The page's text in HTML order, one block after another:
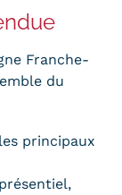
Franche-
du
principaux